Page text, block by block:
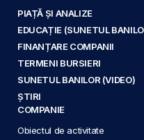
PIAȚĂ ȘI ANALIZE
EDUCAȚIE (SUNETUL
FINANȚARE COMPANII
TERMENI BURSIERI
SUNETUL BANILOR (VIDEO)
ȘTIRI
COMPANIE
Obiectul de activitate